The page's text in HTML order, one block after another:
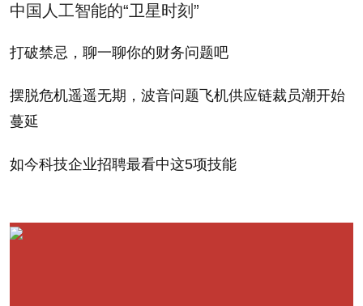
中国人工智能的“卫星时刻”
打破禁忌，聊一聊你的财务问题吧
摆脱危机遥遥无期，波音问题飞机供应链裁员潮开始
蔓延
如今科技企业招聘最看中这5项技能